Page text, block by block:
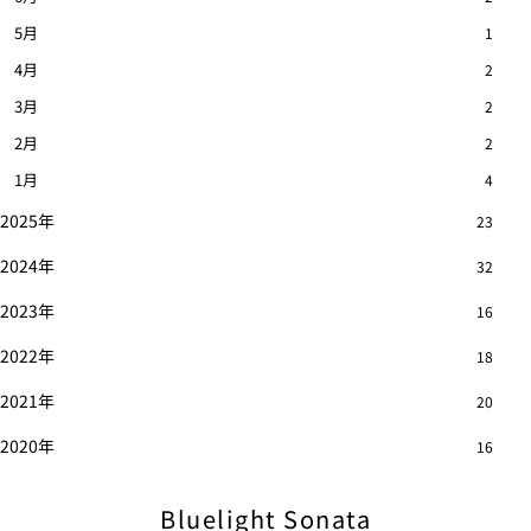
5月 1
4月 2
3月 2
2月 2
1月 4
2025年 23
2024年 32
2023年 16
2022年 18
2021年 20
2020年 16
Bluelight Sonata